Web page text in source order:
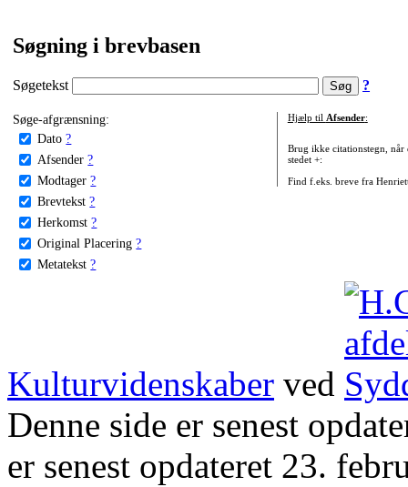
Søgning i brevbasen
Søgetekst ?
Søge-afgrænsning:
Dato ?
Afsender ?
Modtager ?
Brevtekst ?
Herkomst ?
Original Placering ?
Metatekst ?
Hjælp til Afsender:
Brug ikke citationstegn, når
stedet +:
Find f.eks. breve fra
Kulturvidenskaber ved
Denne side er senest
er senest opdateret 23.